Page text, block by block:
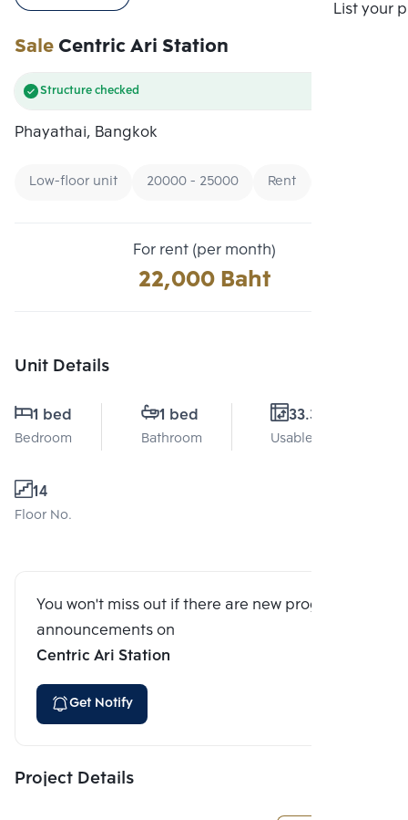
List your
SaleCentric Ari Station
Structure checked
Phayathai, Bangkok
Low-floor unit 20000 - 25000 Rent
For rent (per month)
22,000 Baht
Unit Details
1 bed
Bedroom
1 bed
Bathroom
33.3 Sq.m.
Usable area
14
Floor No.
You won't miss out if there are new program
announcements on
Centric Ari Station
Get Notify
Project Details